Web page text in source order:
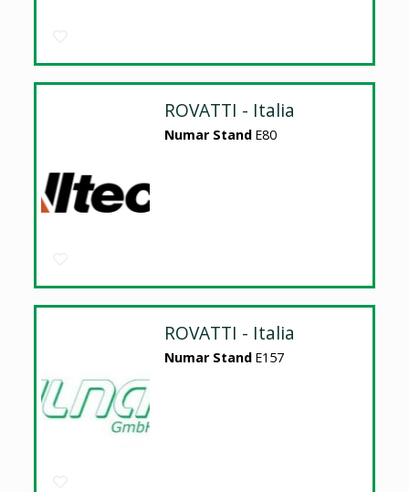
ROVATTI - Italia
Numar Stand E80
ROVATTI - Italia
Numar Stand E157